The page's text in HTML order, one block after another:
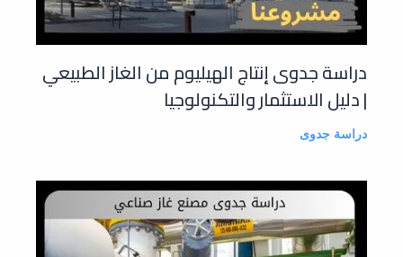
دراسة جدوى إنتاج الهيليوم من الغاز الطبيعي
| دليل الاستثمار والتكنولوجيا
دراسة جدوى